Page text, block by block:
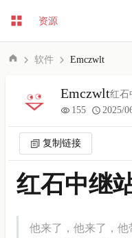
资源
软件 Emczwlt
Emczwlt
155
2025/
复制链接
红石中继
他来了，他来了，他